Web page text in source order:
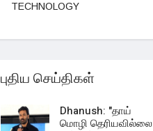
TECHNOLOGY
புதிய செய்திகள்
Dhanush: "தாய்
மொழி தெரியவில்லை